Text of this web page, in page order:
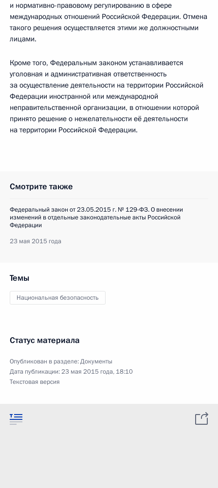
и нормативно-правовому регулированию в сфере
международных отношений Российской Федерации. Отмена
такого решения осуществляется этими же должностными
лицами.
Кроме того, Федеральным законом устанавливается
уголовная и административная ответственность
за осуществление деятельности на территории Российской
Федерации иностранной или международной
неправительственной организации, в отношении которой
принято решение о нежелательности её деятельности
на территории Российской Федерации.
Смотрите также
Федеральный закон от 23.05.2015 г. № 129-ФЗ. О внесении
изменений в отдельные законодательные акты Российской
Федерации
23 мая 2015 года
Темы
Национальная безопасность
Статус материала
Опубликован в разделе:Документы
Дата публикации:23 мая 2015 года, 18:10
Текстовая версия